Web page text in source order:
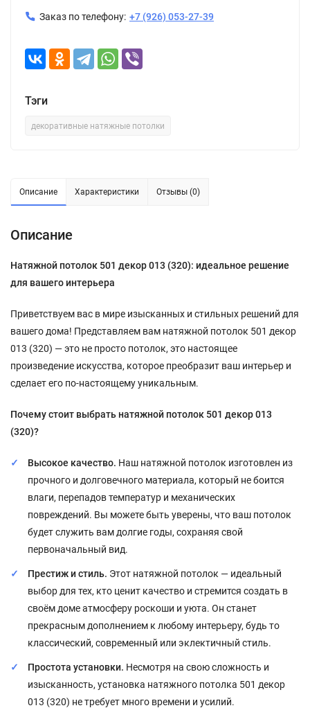
Заказ по телефону: +7 (926) 053-27-39
Тэги
декоративные натяжные потолки
Описание Характеристики Отзывы (0)
Описание
Натяжной потолок 501 декор 013 (320): идеальное решение
для вашего интерьера
Приветствуем вас в мире изысканных и стильных решений для
вашего дома! Представляем вам натяжной потолок 501 декор
013 (320) — это не просто потолок, это настоящее
произведение искусства, которое преобразит ваш интерьер и
сделает его по-настоящему уникальным.
Почему стоит выбрать натяжной потолок 501 декор 013
(320)?
Высокое качество. Наш натяжной потолок изготовлен из
прочного и долговечного материала, который не боится
влаги, перепадов температур и механических
повреждений. Вы можете быть уверены, что ваш потолок
будет служить вам долгие годы, сохраняя свой
первоначальный вид.
Престиж и стиль. Этот натяжной потолок — идеальный
выбор для тех, кто ценит качество и стремится создать в
своём доме атмосферу роскоши и уюта. Он станет
прекрасным дополнением к любому интерьеру, будь то
классический, современный или эклектичный стиль.
Простота установки. Несмотря на свою сложность и
изысканность, установка натяжного потолка 501 декор
013 (320) не требует много времени и усилий.